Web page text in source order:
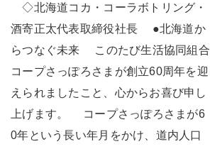
◇北海道コカ・コーラボトリング・
酒寄正太代表取締役社長 ●北海道か
らつなぐ未来 このたび生活協同組合
コープさっぽろさまが創立60周年を迎
えられましたこと、心からお喜び申し
上げます。 コープさっぽろさまが6
0年という長い年月をかけ、道内人口